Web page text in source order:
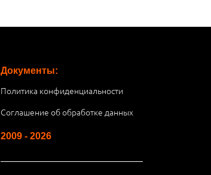
Документы:
Политика конфиденциальности
Соглашение об обработке данных
2009 - 2026